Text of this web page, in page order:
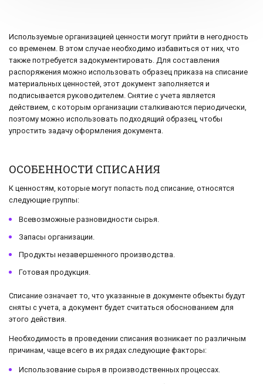
Используемые организацией ценности могут прийти в негодность
со временем. В этом случае необходимо избавиться от них, что
также потребуется задокументировать. Для составления
распоряжения можно использовать образец приказа на списание
материальных ценностей, этот документ заполняется и
подписывается руководителем. Снятие с учета является
действием, с которым организации сталкиваются периодически,
поэтому можно использовать подходящий образец, чтобы
упростить задачу оформления документа.
ОСОБЕННОСТИ СПИСАНИЯ
К ценностям, которые могут попасть под списание, относятся
следующие группы:
Всевозможные разновидности сырья.
Запасы организации.
Продукты незавершенного производства.
Готовая продукция.
Списание означает то, что указанные в документе объекты будут
сняты с учета, а документ будет считаться обоснованием для
этого действия.
Необходимость в проведении списания возникает по различным
причинам, чаще всего в их рядах следующие факторы:
Использование сырья в производственных процессах.